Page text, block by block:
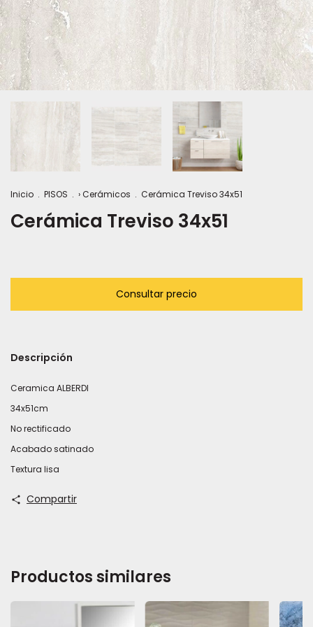
Inicio . PISOS . › Cerámicos . Cerámica Treviso 34x51
Cerámica Treviso 34x51
Descripción
Ceramica ALBERDI
34x51cm
No rectificado
Acabado satinado
Textura lisa
Compartir
Productos similares